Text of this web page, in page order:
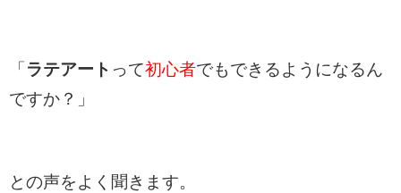
「 ラテアート って初心者でもできるようになるん
ですか？」
との声をよく聞きます。